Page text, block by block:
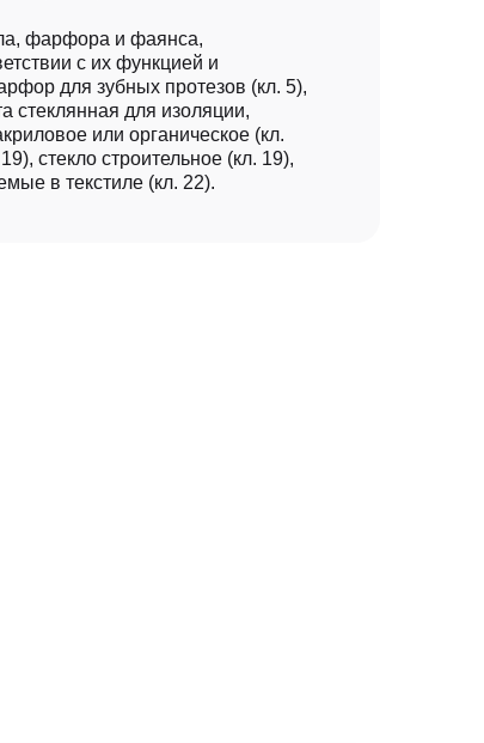
фарфора и фаянса,
с их функцией и
для зубных протезов (кл. 5),
стеклянная для изоляции,
или органическое (кл.
стекло строительное (кл. 19),
в текстиле (кл. 22).